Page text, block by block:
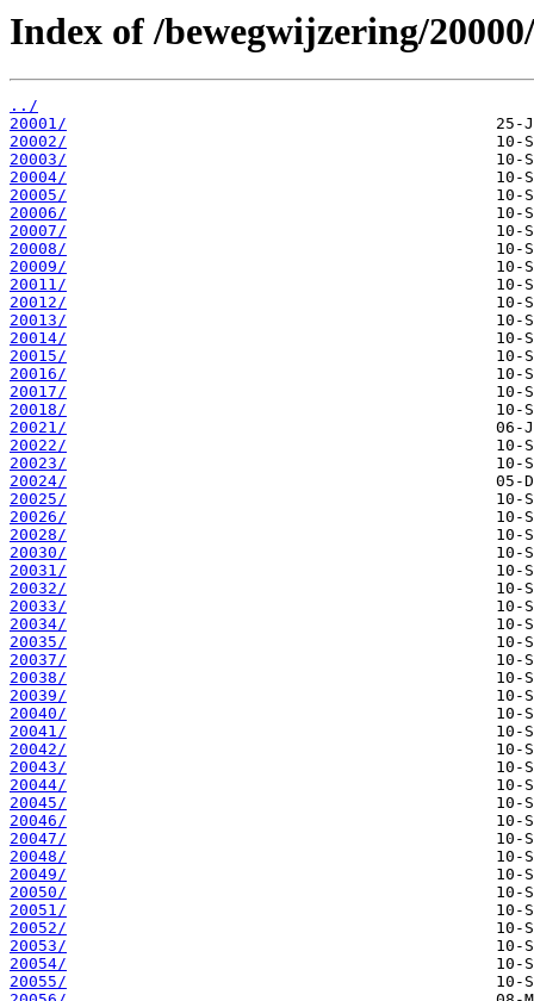
Index of /bewegwijzering/20000/
../
20001/
20002/
20003/
20004/
20005/
20006/
20007/
20008/
20009/
20011/
20012/
20013/
20014/
20015/
20016/
20017/
20018/
20021/
20022/
20023/
20024/
20025/
20026/
20028/
20030/
20031/
20032/
20033/
20034/
20035/
20037/
20038/
20039/
20040/
20041/
20042/
20043/
20044/
20045/
20046/
20047/
20048/
20049/
20050/
20051/
20052/
20053/
20054/
20055/